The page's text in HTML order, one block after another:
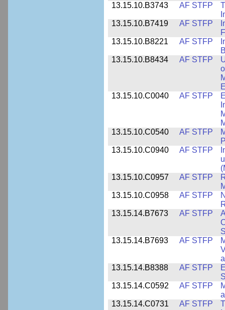
13.15.10.B3743 AF STFP
13.15.10.B7419
AF STFP
13.15.10.B8221
AF STFP
13.15.10.B8434
AF STFP
13.15.10.C0040
AF STFP
13.15.10.C0540
AF STFP
13.15.10.C0940
AF STFP
13.15.10.C0957
AF STFP
13.15.10.C0958
AF STFP
13.15.14.B7673
AF STFP
13.15.14.B7693
AF STFP
13.15.14.B8388
AF STFP
13.15.14.C0592
AF STFP
13.15.14.C0731
AF STFP